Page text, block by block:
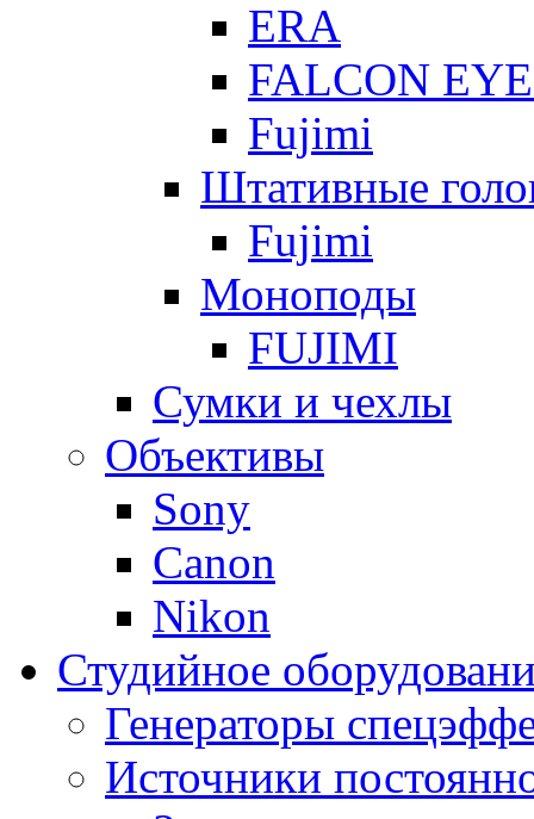
ERA
FALCON
Fujimi
Штативные
Fujimi
Моноподы
FUJIMI
Сумки и чехлы
Объективы
Sony
Canon
Nikon
Студийное
Генераторы
Источники